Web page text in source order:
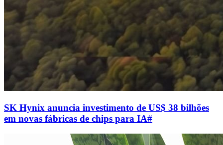
SK Hynix anuncia investimento de US$ 38 bilhões
em novas fábricas de chips para IA#